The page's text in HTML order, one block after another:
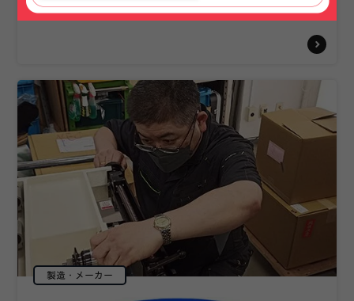
1〜50名 情報共有の効率化 顧客対応
製造・メーカー